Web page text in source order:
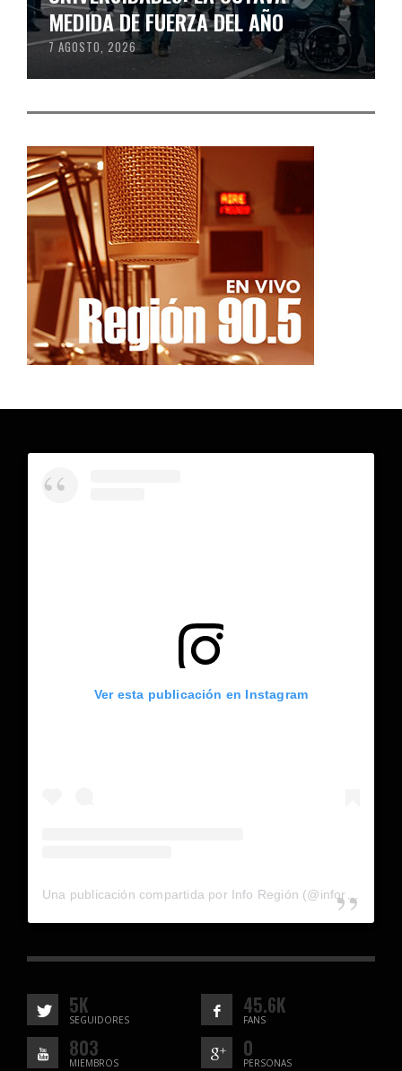
MEDIDA DE FUERZA DEL AÑO
7 AGOSTO, 2026
Ver esta publicación en Instagram
5K
SEGUIDORES
45.6K
FANS
803
MIEMBROS
0
PERSONAS